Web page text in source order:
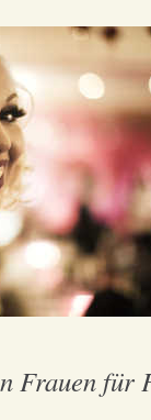
Frauen für